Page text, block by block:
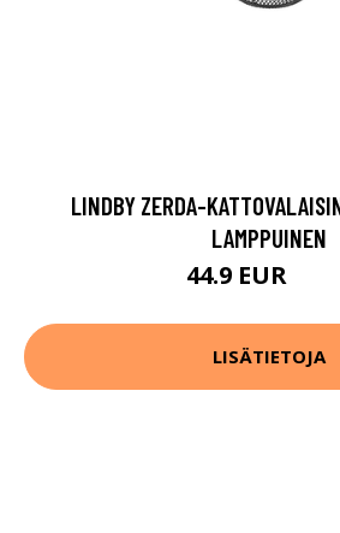
LINDBY ZERDA-
LAMPPUINEN
44.9 EUR
LISÄTIETOJA